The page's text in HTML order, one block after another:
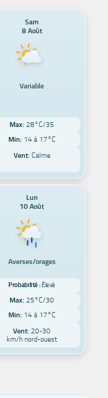
Sam
8 Août
Variable
Max: 28°C/35
Min: 14 à 17°C
Vent:Calme
Lun
10 Août
Averses/orages
Probabilité : Élevé
Max: 25°C/30
Min: 14 à 17°C
Vent: 20-30
km/h nord-ouest